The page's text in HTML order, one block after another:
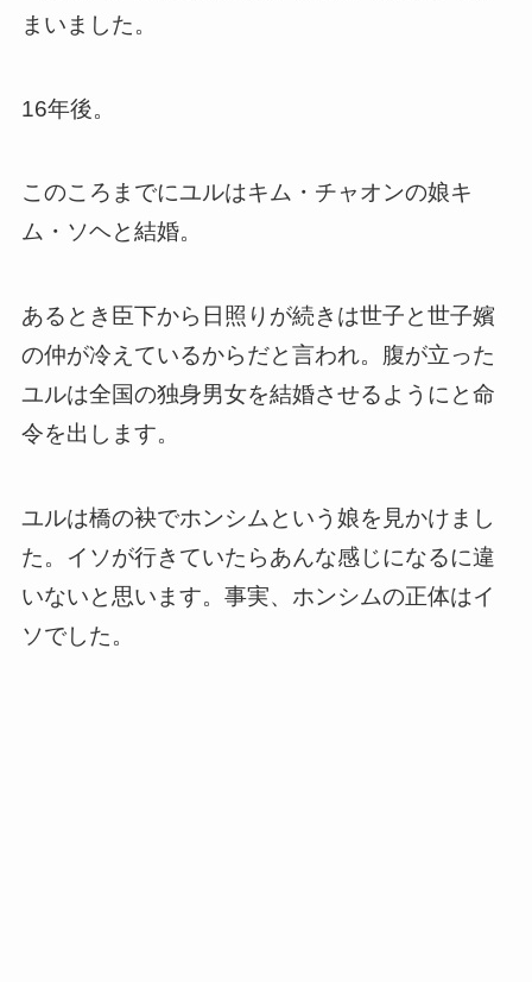
まいました。
16年後。
このころまでにユルはキム・チャオンの娘キ
ム・ソヘと結婚。
あるとき臣下から日照りが続きは世子と世子嬪
の仲が冷えているからだと言われ。腹が立った
ユルは全国の独身男女を結婚させるようにと命
令を出します。
ユルは橋の袂でホンシムという娘を見かけまし
た。イソが行きていたらあんな感じになるに違
いないと思います。事実、ホンシムの正体はイ
ソでした。